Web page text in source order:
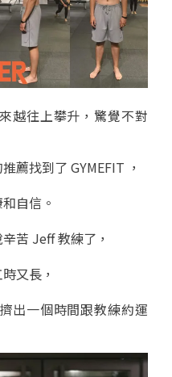
越往上攀升，驚覺不對
薦找到了 GYMEFIT ，
自信。
苦 Jeff 教練了，
又長，
出一個時間跟教練約運